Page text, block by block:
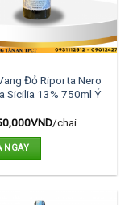
Đỏ Riporta Nero
Sicilia 13% 750ml Ý
VND/chai
NGAY